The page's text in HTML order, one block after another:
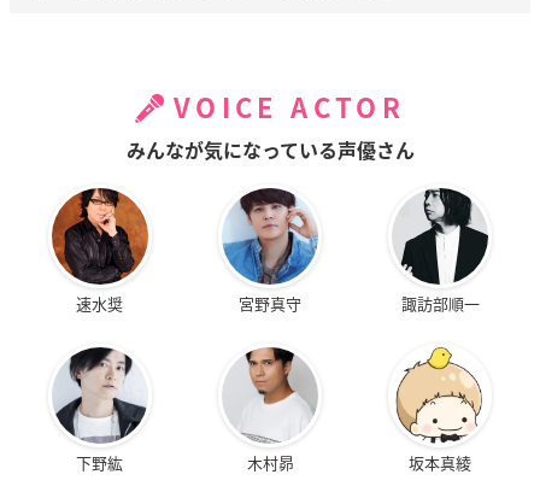
VOICE ACTOR
みんなが気になっている声優さん
速水奨 宮野真守 諏訪部順一
下野紘 木村昴 坂本真綾